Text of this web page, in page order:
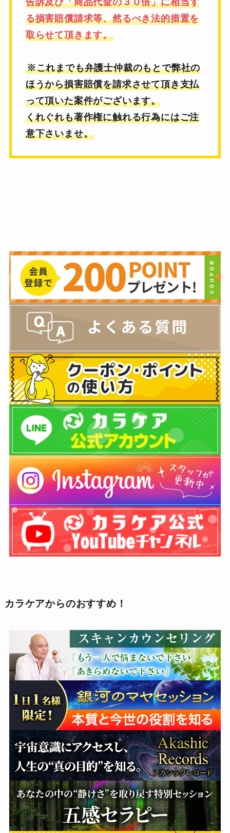
る損害賠償請求等、然るべき法的措置を
取らせて頂きます。
※これまでも弁護士仲裁のもとで弊社の
ほうから損害賠償を請求させて頂き支払
って頂いた案件がございます。
くれぐれも著作権に触れる行為にはご注
意下さいませ。
カラケアからのおすすめ！